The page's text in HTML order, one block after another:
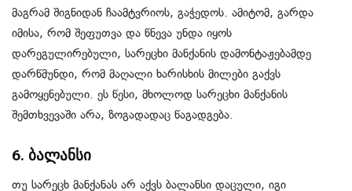
მაგრამ შიგნიდან ჩაამტვრიოს, გაჭედოს. ამიტომ, გარდა
იმისა, რომ შეფუთვა და წნევა უნდა იყოს
დარეგულირებული, სარეცხი მანქანის დამონტაჟებამდე
დარწმუნდი, რომ მაღალი ხარისხის მილები გაქვს
გამოყენებული. ეს წესი, მხოლოდ სარეცხი მანქანის
შემთხვევაში არა, ზოგადადაც წაგადგება.
6. ბალანსი
თუ სარეცხ მანქანას არ აქვს ბალანსი დაცული, იგი